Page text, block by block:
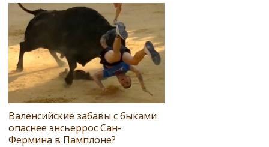
Валенсийские забавы с быками
опаснее энсьеррос Сан-
Фермина в Памплоне?